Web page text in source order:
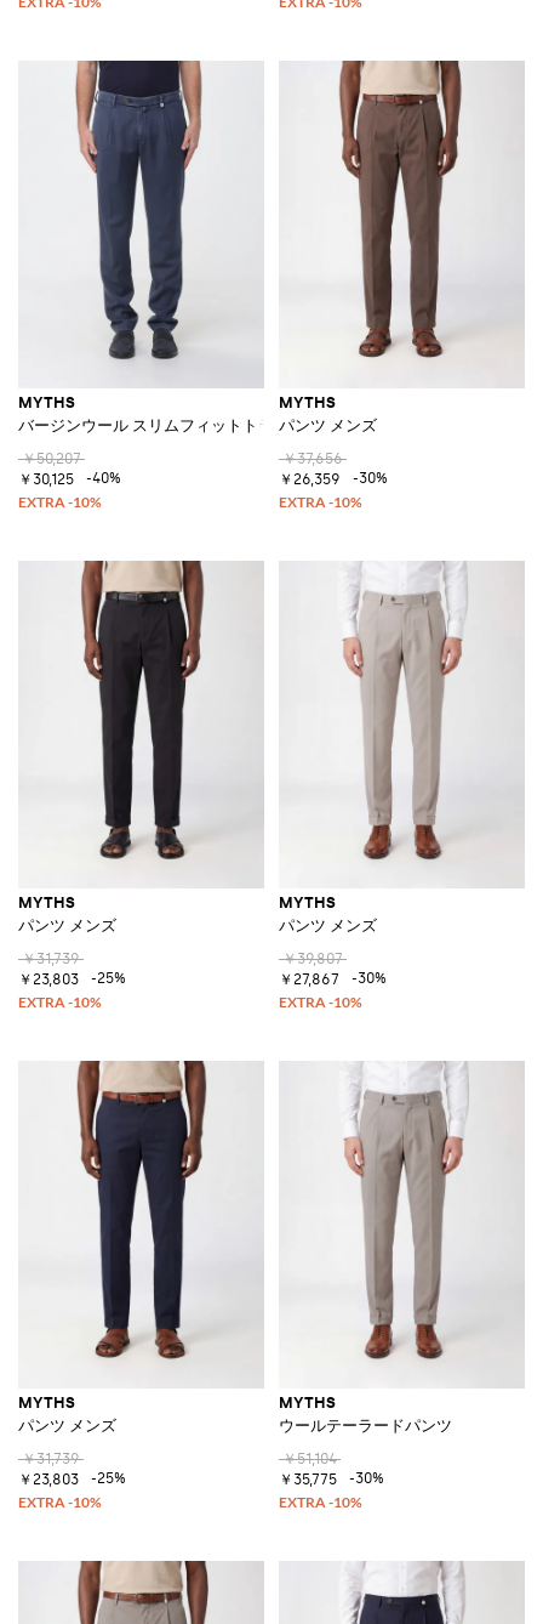
MYTHS
バージンウール スリムフィットトラウザーズ
￥50,207
￥30,125
-40%
MYTHS
パンツ メンズ
￥37,656
￥26,359
-30%
MYTHS
パンツ メンズ
￥31,739
￥23,803
-25%
MYTHS
パンツ メンズ
￥39,807
￥27,867
-30%
MYTHS
パンツ メンズ
￥31,739
￥23,803
-25%
MYTHS
ウールテーラードパンツ
￥51,104
￥35,775
-30%